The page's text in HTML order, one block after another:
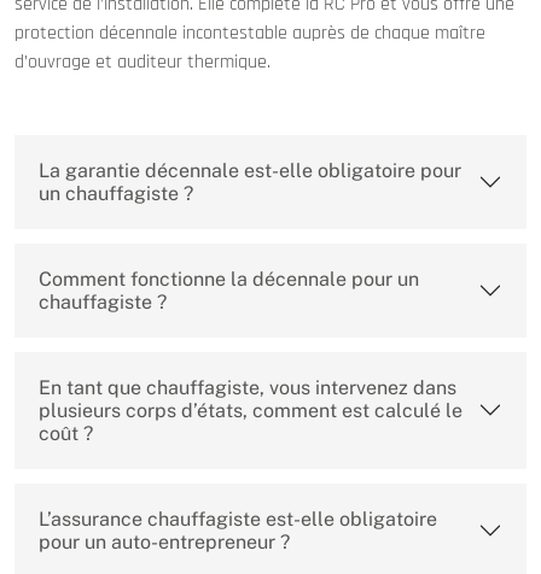
protection décennale incontestable auprès de chaque maître
d’ouvrage et auditeur thermique.
La garantie décennale est-elle obligatoire pour
un chauffagiste ?
Comment fonctionne la décennale pour un
chauffagiste ?
En tant que chauffagiste, vous intervenez dans
plusieurs corps d’états, comment est calculé le
coût ?
L’assurance chauffagiste est-elle obligatoire
pour un auto-entrepreneur ?